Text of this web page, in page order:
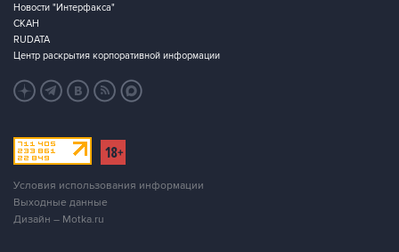
Новости "Интерфакса"
СКАН
RUDATA
Центр раскрытия корпоративной информации
Условия использования информации
Выходные данные
Дизайн – Motka.ru